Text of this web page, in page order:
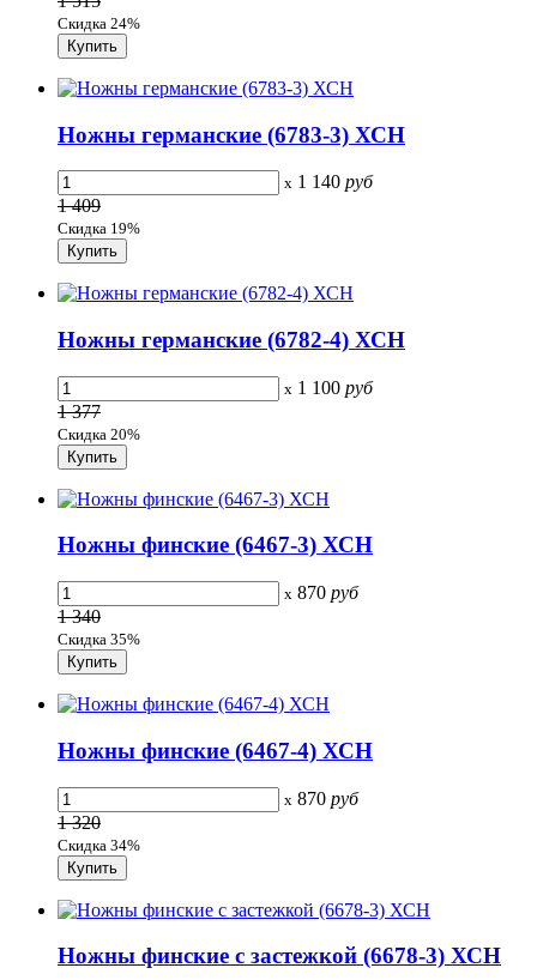
Скидка 24%
Ножны германские (6783-3) ХСН
x 1 140 руб
1 409
Скидка 19%
Ножны германские (6782-4) ХСН
x 1 100 руб
1 377
Скидка 20%
Ножны финские (6467-3) ХСН
x 870 руб
1 340
Скидка 35%
Ножны финские (6467-4) ХСН
x 870 руб
1 320
Скидка 34%
Ножны финские с застежкой (6678-3) ХСН